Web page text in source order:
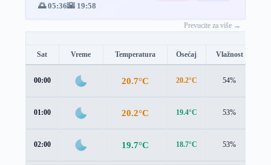
🌅 05:36🌇 19:58
Prevucite za više →
Sat Vreme Temperatura Osećaj Vlažnost
00:00 20.7°C 20.2°C 54%
01:00 20.2°C 19.4°C 53%
02:00 19.7°C 18.7°C 53%